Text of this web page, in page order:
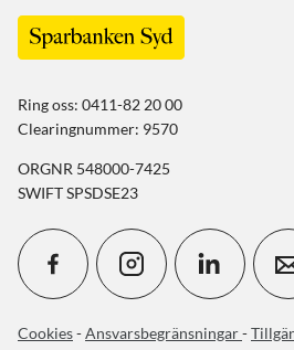
Ring oss: 0411-82 20 00
Clearingnummer: 9570
ORGNR 548000-7425
SWIFT SPSDSE23
Cookies-Ansvarsbegränsningar-